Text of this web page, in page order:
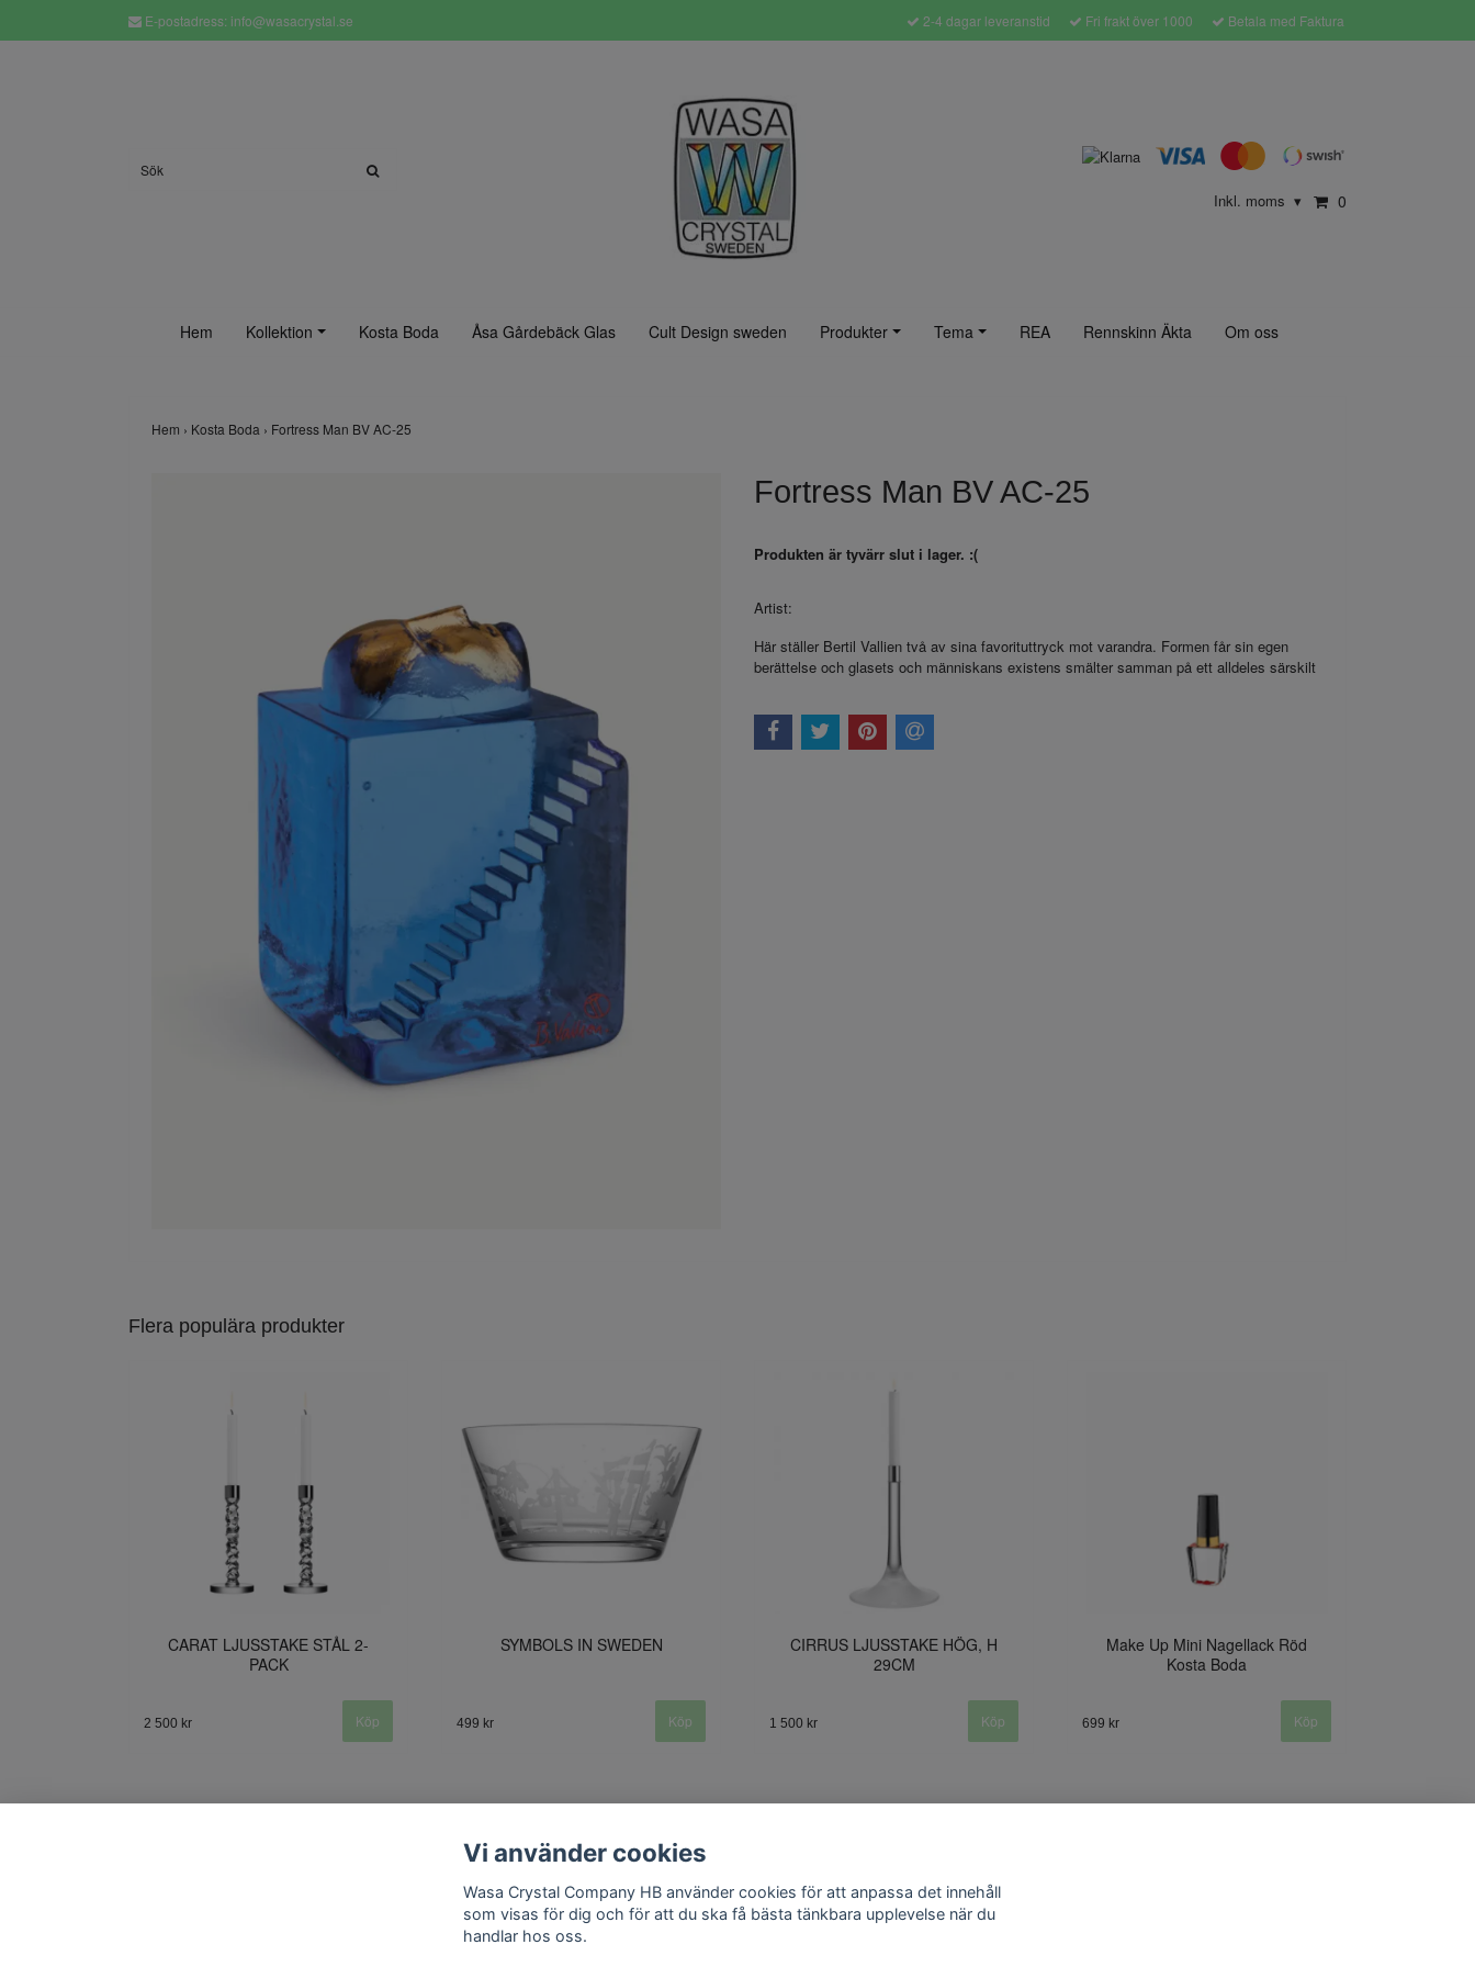
E-postadress: info@wasacrystal.se 2-4 dagar leveranstid Fri frakt över 1000 Betala med Faktura
Inkl. moms ▾ 0
Hem Kollektion Kosta Boda Åsa Gårdebäck Glas Cult Design sweden Produkter Tema REA Rennskinn Äkta Om oss
Hem › Kosta Boda › Fortress Man BV AC-25
Fortress Man BV AC-25
Produkten är tyvärr slut i lager. :(
Artist:
Här ställer Bertil Vallien två av sina favorituttryck mot varandra. Formen får sin egen
berättelse och glasets och människans existens smälter samman på ett alldeles särskilt
Flera populära produkter
CARAT LJUSSTAKE STÅL 2-
PACK
2 500 kr
SYMBOLS IN SWEDEN
499 kr
CIRRUS LJUSSTAKE HÖG, H
29CM
1 500 kr
Make Up Mini Nagellack Röd
Kosta Boda
699 kr
Kontakt
Vi använder cookies
Wasa Crystal Company HB använder cookies för att anpassa det innehåll
som visas för dig och för att du ska få bästa tänkbara upplevelse när du
handlar hos oss.